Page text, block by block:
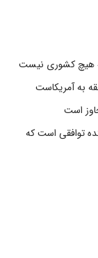
هیچ کشوری نیست
به آمریکاست
است
توافقی است که